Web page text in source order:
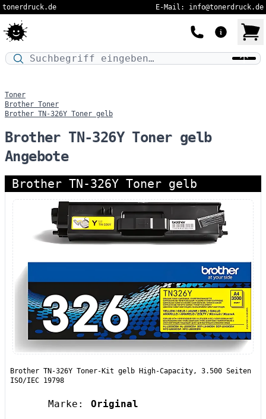
tonerdruck.de E-Mail: info@tonerdruck.de
Druckermodell oder Produktnamen eingeben…
Toner
Brother Toner
Brother TN-326Y Toner gelb
Brother TN-326Y Toner gelb
Angebote
Brother TN-326Y Toner gelb
Brother TN-326Y Toner-Kit gelb High-Capacity, 3.500 Seiten
ISO/IEC 19798
Marke:
Original